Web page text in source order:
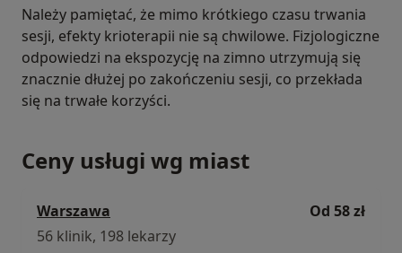
Należy pamiętać, że mimo krótkiego czasu trwania
sesji, efekty krioterapii nie są chwilowe. Fizjologiczne
odpowiedzi na ekspozycję na zimno utrzymują się
znacznie dłużej po zakończeniu sesji, co przekłada
się na trwałe korzyści.
Ceny usługi wg miast
Warszawa
Od 58 zł
56 klinik, 198 lekarzy